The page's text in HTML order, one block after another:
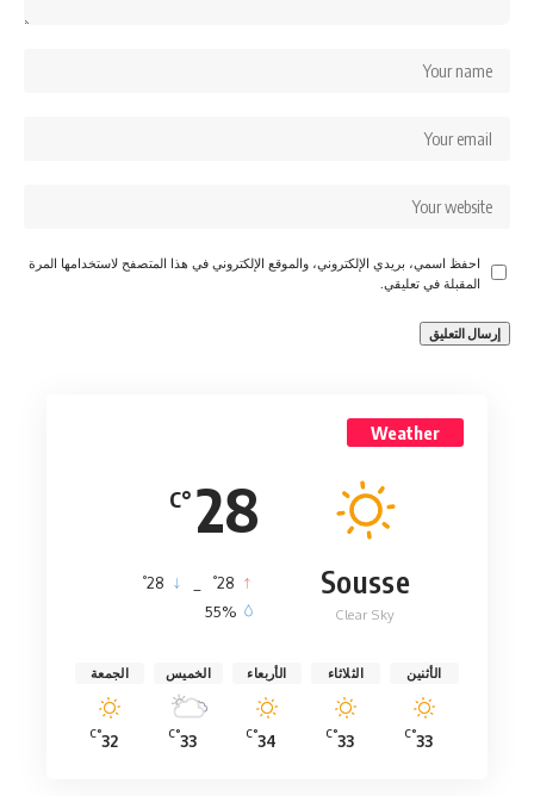
احفظ اسمي، بريدي الإلكتروني، والموقع الإلكتروني في هذا المتصفح لاستخدامها المرة
المقبلة في تعليقي.
Weather
28
°C
Sousse
Clear Sky
28
°
28
°
55%
الأثنين
33
°C
الثلاثاء
33
°C
الأربعاء
34
°C
الخميس
33
°C
الجمعة
32
°C